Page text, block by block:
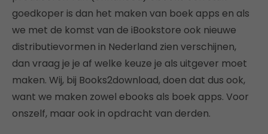
goedkoper is dan het maken van boek apps en als
we met de komst van de iBookstore ook nieuwe
distributievormen in Nederland zien verschijnen,
dan vraag je je af welke keuze je als uitgever moet
maken. Wij, bij Books2download, doen dat dus ook,
want we maken zowel ebooks als boek apps. Voor
onszelf, maar ook in opdracht van derden.